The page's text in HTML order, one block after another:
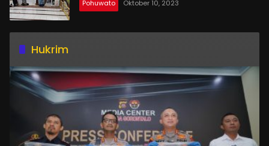
Pohuwato Oktober 10, 2023
Hukrim